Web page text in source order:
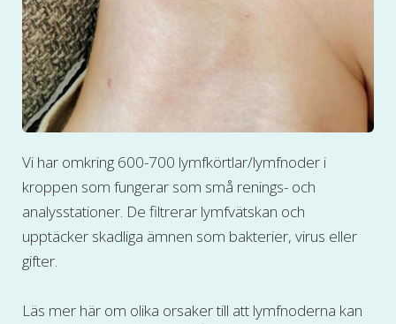
Vi har omkring 600-700 lymfkörtlar/lymfnoder i
kroppen som fungerar som små renings- och
analysstationer. De filtrerar lymfvätskan och
upptäcker skadliga ämnen som bakterier, virus eller
gifter.
Läs mer här om olika orsaker till att lymfnoderna kan